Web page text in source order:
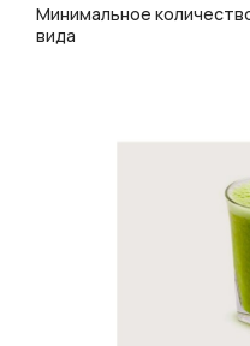
Минимальное
вида